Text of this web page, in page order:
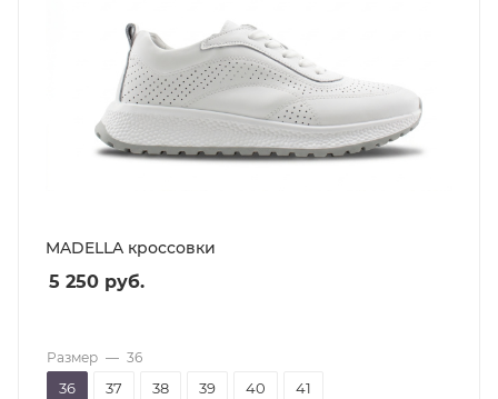
MADELLA кроссовки
5 250 руб.
Размер — 36
36 37 38 39 40 41